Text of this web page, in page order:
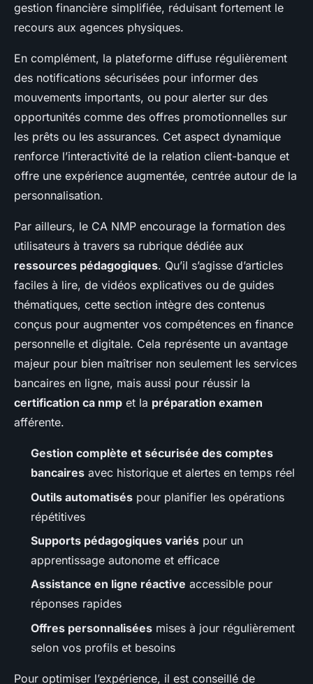
gestion financière simplifiée, réduisant fortement le
recours aux agences physiques.
En complément, la plateforme diffuse régulièrement
des notifications sécurisées pour informer des
mouvements importants, ou pour alerter sur des
opportunités comme des offres promotionnelles sur
les prêts ou les assurances. Cet aspect dynamique
renforce l’interactivité de la relation client-banque et
offre une expérience augmentée, centrée autour de la
personnalisation.
Par ailleurs, le CA NMP encourage la formation des
utilisateurs à travers sa rubrique dédiée aux
ressources pédagogiques. Qu’il s’agisse d’articles
faciles à lire, de vidéos explicatives ou de guides
thématiques, cette section intègre des contenus
conçus pour augmenter vos compétences en finance
personnelle et digitale. Cela représente un avantage
majeur pour bien maîtriser non seulement les services
bancaires en ligne, mais aussi pour réussir la
certification ca nmp et la préparation examen
afférente.
Gestion complète et sécurisée des comptes
bancaires avec historique et alertes en temps réel
Outils automatisés pour planifier les opérations
répétitives
Supports pédagogiques variés pour un
apprentissage autonome et efficace
Assistance en ligne réactive accessible pour
réponses rapides
Offres personnalisées mises à jour régulièrement
selon vos profils et besoins
Pour optimiser l’expérience, il est conseillé de